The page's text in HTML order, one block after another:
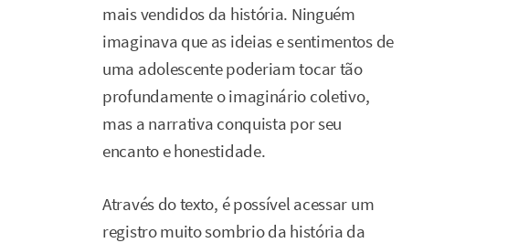
mais vendidos da história. Ninguém
imaginava que as ideias e sentimentos de
uma adolescente poderiam tocar tão
profundamente o imaginário coletivo,
mas a narrativa conquista por seu
encanto e honestidade.
Através do texto, é possível acessar um
registro muito sombrio da história da